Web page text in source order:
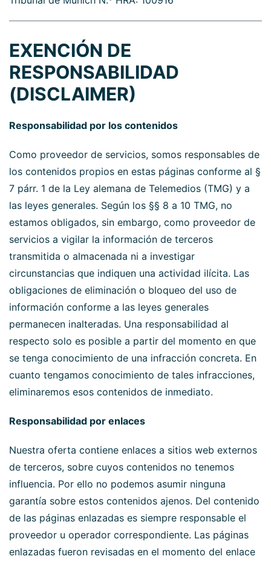
EXENCIÓN DE
RESPONSABILIDAD
(DISCLAIMER)
Responsabilidad por los contenidos
Como proveedor de servicios, somos responsables de
los contenidos propios en estas páginas conforme al §
7 párr. 1 de la Ley alemana de Telemedios (TMG) y a
las leyes generales. Según los §§ 8 a 10 TMG, no
estamos obligados, sin embargo, como proveedor de
servicios a vigilar la información de terceros
transmitida o almacenada ni a investigar
circunstancias que indiquen una actividad ilícita. Las
obligaciones de eliminación o bloqueo del uso de
información conforme a las leyes generales
permanecen inalteradas. Una responsabilidad al
respecto solo es posible a partir del momento en que
se tenga conocimiento de una infracción concreta. En
cuanto tengamos conocimiento de tales infracciones,
eliminaremos esos contenidos de inmediato.
Responsabilidad por enlaces
Nuestra oferta contiene enlaces a sitios web externos
de terceros, sobre cuyos contenidos no tenemos
influencia. Por ello no podemos asumir ninguna
garantía sobre estos contenidos ajenos. Del contenido
de las páginas enlazadas es siempre responsable el
proveedor u operador correspondiente. Las páginas
enlazadas fueron revisadas en el momento del enlace